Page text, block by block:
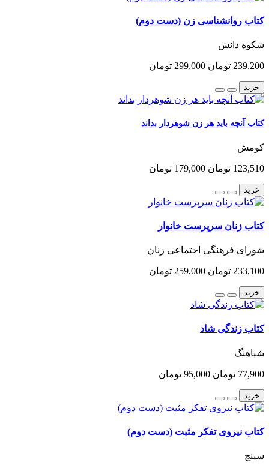
کتاب روانشناسی زن (دست دوم)
شکوه دانش
239,200 تومان 299,000 تومان
خرید
کتاب آنچه باید هر زن شوهردار بداند
کومش
123,510 تومان 179,000 تومان
خرید
کتاب زنان سرپرست خانوار
شورای فرهنگی اجتماعی زنان
233,100 تومان 259,000 تومان
خرید
کتاب زندگی شاد
شباهنگ
77,900 تومان 95,000 تومان
خرید
کتاب نیروی تفکر مثبت (دست دوم)
سپنج